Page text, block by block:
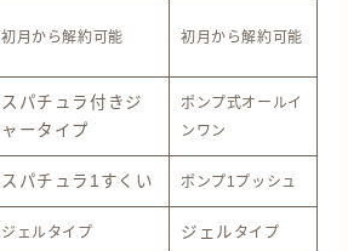
初月から解約可能 初月から解約可能
スパチュラ付きジ
ャータイプ
ポンプ式オールイ
ンワン
スパチュラ1すくい ポンプ1プッシュ
ジェルタイプ ジェル タイプ